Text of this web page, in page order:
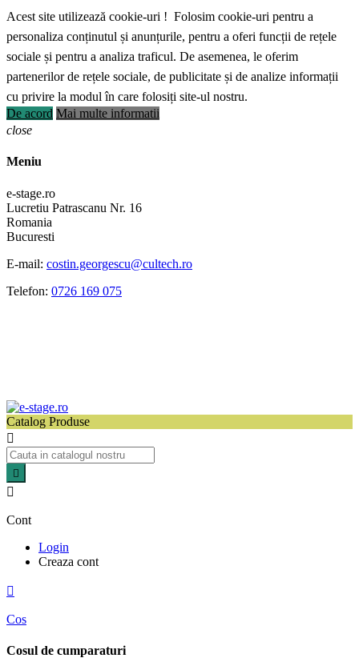
Acest site utilizează cookie-uri ! Folosim cookie-uri pentru a
personaliza conținutul și anunțurile, pentru a oferi funcții de rețele
sociale și pentru a analiza traficul. De asemenea, le oferim
partenerilor de rețele sociale, de publicitate și de analize informații
cu privire la modul în care folosiți site-ul nostru.
De acord Mai multe informatii
close
Meniu
e-stage.ro
Lucretiu Patrascanu Nr. 16
Romania
Bucuresti
E-mail: costin.georgescu@cultech.ro
Telefon: 0726 169 075
Catalog Produse



Cont
Login
Creaza cont

Cos
Cosul de cumparaturi